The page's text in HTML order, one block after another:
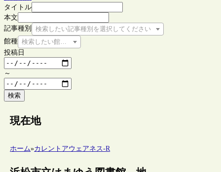
タイトル
本文
記事種別
検索したい記事種別を選択してください
館種 検索したい館種を選択してください
投稿日
～
検索
現在地
ホーム»カレントアウェアネス-R